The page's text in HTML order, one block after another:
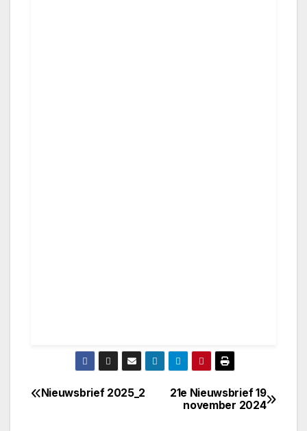
Bericht
21e Nieuwsbrief 19
november 2024
Nieuwsbrief 2025_2